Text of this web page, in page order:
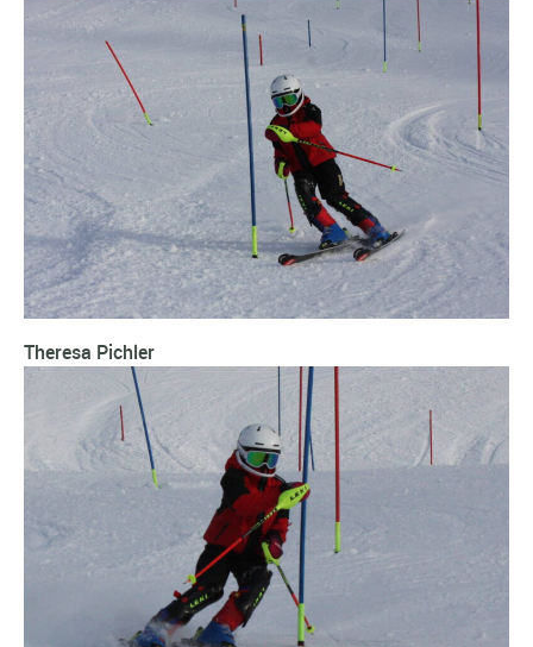
Theresa Pichler